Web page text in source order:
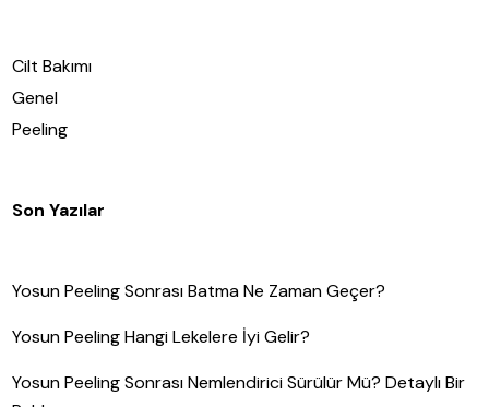
Cilt Bakımı
Genel
Peeling
Son Yazılar
Yosun Peeling Sonrası Batma Ne Zaman Geçer?
Yosun Peeling Hangi Lekelere İyi Gelir?
Yosun Peeling Sonrası Nemlendirici Sürülür Mü? Detaylı Bir